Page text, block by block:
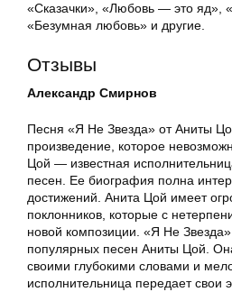
«Сказачки», «Любовь — это яд»,
«Безумная любовь» и другие.
Отзывы
Александр Смирнов
Песня «Я Не Звезда» от Аниты
произведение, которое
Цой — известная
песен. Ее биография полна
достижений. Анита Цой имеет
поклонников, которые с
новой композиции. «Я Не
популярных песен Аниты Цой.
своими глубокими словами и
исполнительница передает свои